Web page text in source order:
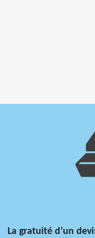
La gratuité d’un